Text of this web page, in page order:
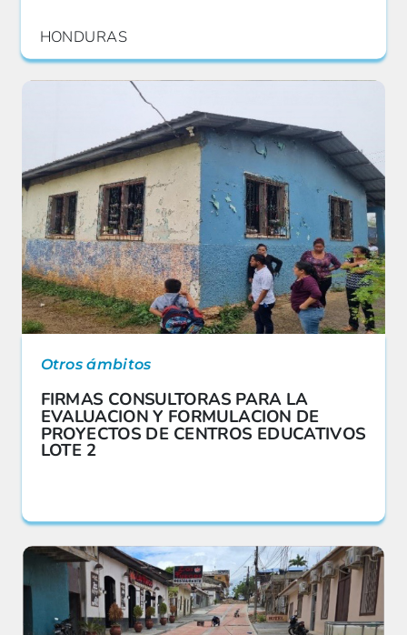
HONDURAS
Otros ámbitos
FIRMAS CONSULTORAS PARA LA
EVALUACION Y FORMULACION DE
PROYECTOS DE CENTROS EDUCATIVOS
LOTE 2